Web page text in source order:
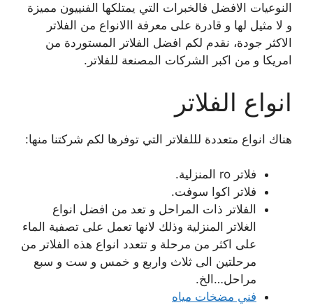
النوعيات الافضل فالخبرات التي يمتلكها الفنييون مميزة
و لا مثيل لها و قادرة على معرفة االانواع من الفلاتر
الاكثر جودة، نقدم لكم افضل الفلاتر المستوردة من
امريكا و من اكبر الشركات المصنعة للفلاتر.
انواع الفلاتر
هناك انواع متعددة لللفلاتر التي توفرها لكم شركتنا منها:
فلاتر ro المنزلية.
فلاتر اكوا سوفت.
الفلاتر ذات المراحل و تعد من افضل انواع
الغلاتر المنزلية وذلك لانها تعمل على تصفية الماء
على اكثر من مرحلة و تتعدد انواع هذه الفلاتر من
مرحلتين الى ثلاث واربع و خمس و ست و سبع
مراحل…الخ.
فني مضخات مياه